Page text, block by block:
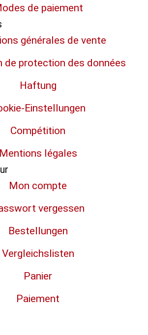
de paiement
générales de vente
de protection des données
Haftung
Einstellungen
Compétition
Mentions légales
Mon compte
vergessen
Bestellungen
Vergleichslisten
Panier
Paiement